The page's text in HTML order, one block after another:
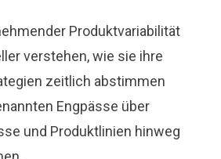
Produktvariabilität
verstehen, wie sie ihre
zeitlich abstimmen
Engpässe über
und Produktlinien hinweg